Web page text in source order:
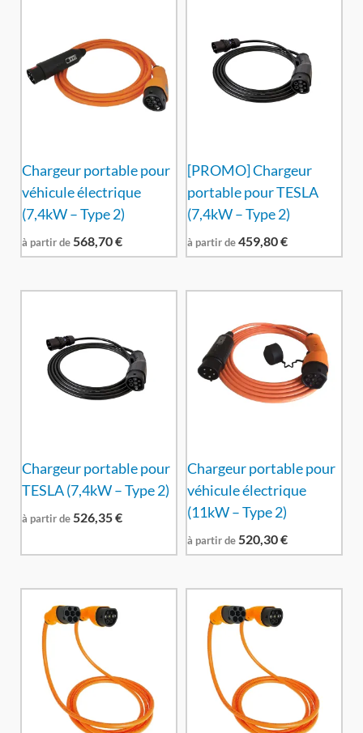
Chargeur portable pour
véhicule électrique
(7,4kW – Type 2)
à partir de568,70€
[PROMO] Chargeur
portable pour TESLA
(7,4kW – Type 2)
à partir de459,80€
Chargeur portable pour
TESLA (7,4kW – Type 2)
à partir de 526,35€
Chargeur portable pour
véhicule électrique
(11kW – Type 2)
à partir de 520,30€